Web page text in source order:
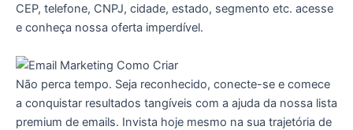
CEP, telefone, CNPJ, cidade, estado, segmento etc. acesse
e conheça nossa oferta imperdível.
Não perca tempo. Seja reconhecido, conecte-se e comece
a conquistar resultados tangíveis com a ajuda da nossa lista
premium de emails. Invista hoje mesmo na sua trajetória de